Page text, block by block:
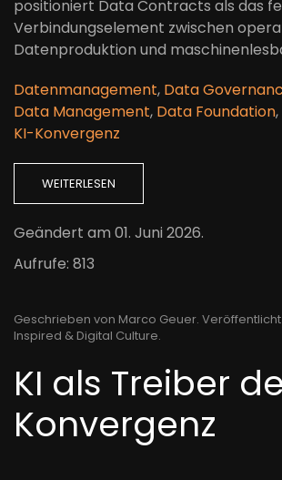
positioniert Data Contracts als das
Verbindungselement zwischen
Datenproduktion und
Datenmanagement, Data
Data Management, Data Foundation,
KI-Konvergenz
WEITERLESEN
Geändert am 01. Juni 2026.
Aufrufe: 813
Geschrieben von Marco Geuer. Veröffentlicht
Inspired & Digital Culture.
KI als Treiber
Konvergenz